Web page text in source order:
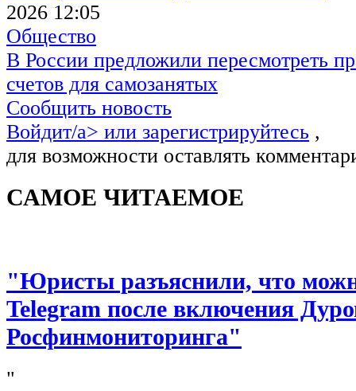
2026 12:05
Общество
В России предложили пересмотреть
счетов для самозанятых
Сообщить новость
Войдит/a> или зарегистрируйтесь ,
для возможности оставлять
САМОЕ ЧИТАЕМОЕ
"Юристы разъяснили, что
Telegram после включения
Росфинмониторинга"
"